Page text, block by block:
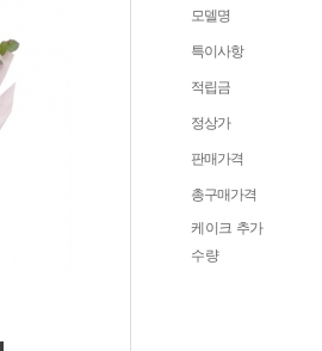
모델명
특이사항
적립금
정상가
판매가격
총구매가격
케이크 추가
수량